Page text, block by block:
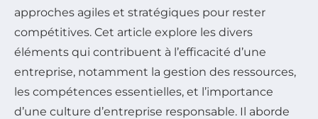
approches agiles et stratégiques pour rester
compétitives. Cet article explore les divers
éléments qui contribuent à l’efficacité d’une
entreprise, notamment la gestion des ressources,
les compétences essentielles, et l’importance
d’une culture d’entreprise responsable. Il aborde